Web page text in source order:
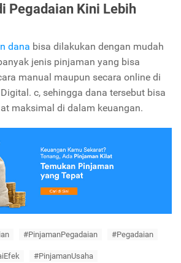
Pegadaian Kini Lebih
dana bisa dilakukan dengan mudah
jenis pinjaman yang bisa
manual maupun secara online di
c, sehingga dana tersebut bisa
maksimal di dalam keuangan.
#PinjamanPegadaian #Pegadaian
#PinjamanUsaha